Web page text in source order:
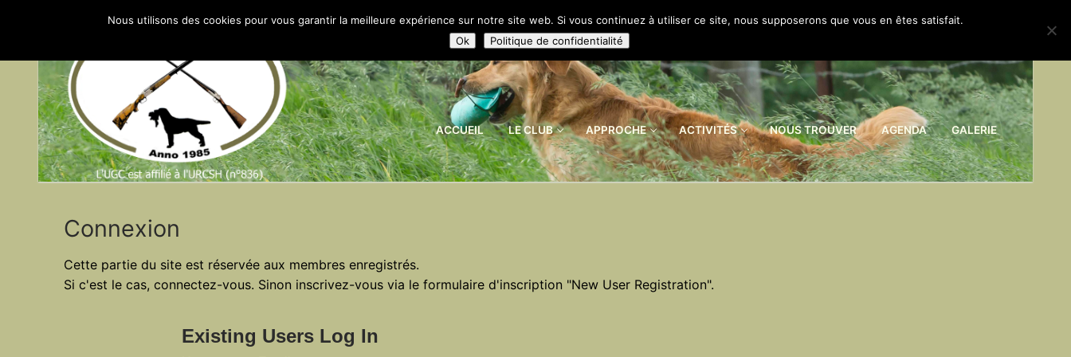
ACCUEIL LE CLUB APPROCHE ACTIVITÉS NOUS TROUVER AGENDA GALERIE
Connexion
Cette partie du site est réservée aux membres enregistrés.
Si c'est le cas, connectez-vous. Sinon inscrivez-vous via le formulaire d'inscription "New User Registration".
Existing Users Log In
Nous utilisons des cookies pour vous garantir la meilleure expérience sur notre site web. Si vous continuez à utiliser ce site, nous supposerons que vous en êtes satisfait.
Ok
Politique de confidentialité